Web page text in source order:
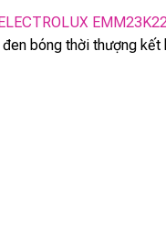
ELECTROLUX
bóng thời thượng